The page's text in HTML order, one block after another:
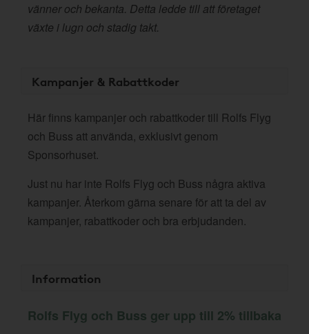
vänner och bekanta. Detta ledde till att företaget
växte i lugn och stadig takt.
Kampanjer & Rabattkoder
Här finns kampanjer och rabattkoder till Rolfs Flyg
och Buss att använda, exklusivt genom
Sponsorhuset.
Just nu har inte Rolfs Flyg och Buss några aktiva
kampanjer. Återkom gärna senare för att ta del av
kampanjer, rabattkoder och bra erbjudanden.
Information
Rolfs Flyg och Buss ger upp till 2% tillbaka